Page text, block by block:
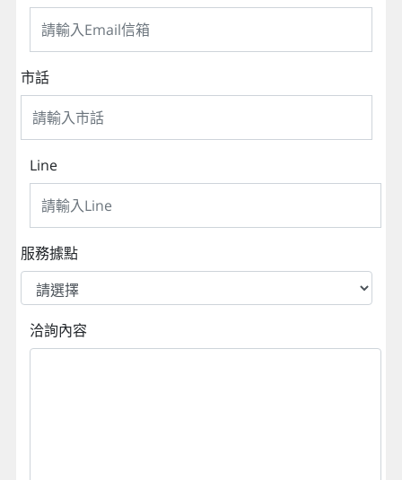
市話
Line
服務據點
洽詢內容